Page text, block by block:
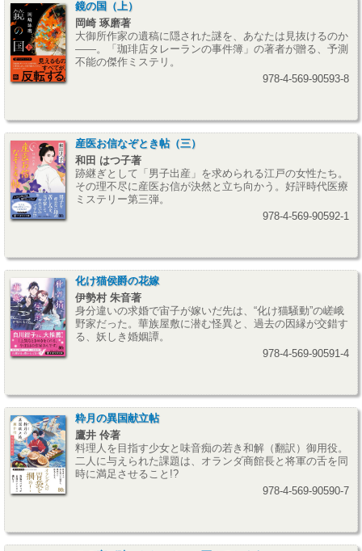
鏡の国（上）
岡崎 琢磨著
大御所作家の遺稿に隠された謎を、あなたは見抜けるのか
――。「珈琲店タレーランの事件簿」の著者が贈る、予測
不能の傑作ミステリ。
978-4-569-90593-8
産医お信なぞとき帖（三）
和田 はつ子著
跡継ぎとして「男子出産」を求められる江戸の女性たち。
その理不尽に産医お信が決然と立ち向かう。好評時代医療
ミステリー第三弾。
978-4-569-90592-1
化け猫侯爵の花嫁
伊勢村 朱音著
身分違いの求婚で宙子が嫁いだ先は、“化け猫騒動”の嵯峨
野家だった。華族屋敷に潜む怪異と、過去の因縁が交錯す
る、妖しき婚姻譚。
978-4-569-90591-4
粋月の異国献立帖
鷹井 伶著
料理人を目指す少女と味音痴の若き和解（翻訳）御用役。
二人に与えられた課題は、オランダ商館長と将軍の舌を同
時に満足させること!?
978-4-569-90590-7